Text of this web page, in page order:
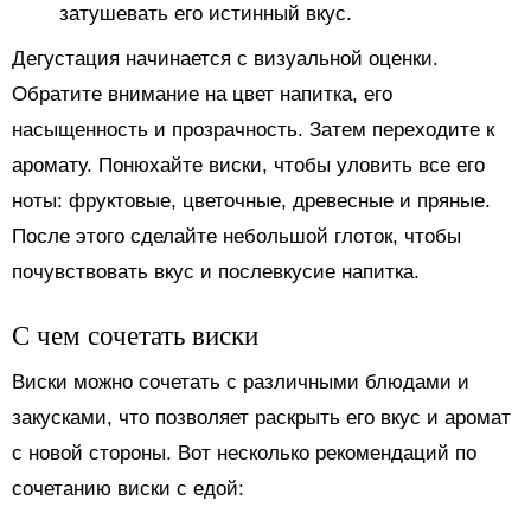
затушевать его истинный вкус.
Дегустация начинается с визуальной оценки.
Обратите внимание на цвет напитка, его
насыщенность и прозрачность. Затем переходите к
аромату. Понюхайте виски, чтобы уловить все его
ноты: фруктовые, цветочные, древесные и пряные.
После этого сделайте небольшой глоток, чтобы
почувствовать вкус и послевкусие напитка.
С чем сочетать виски
Виски можно сочетать с различными блюдами и
закусками, что позволяет раскрыть его вкус и аромат
с новой стороны. Вот несколько рекомендаций по
сочетанию виски с едой: